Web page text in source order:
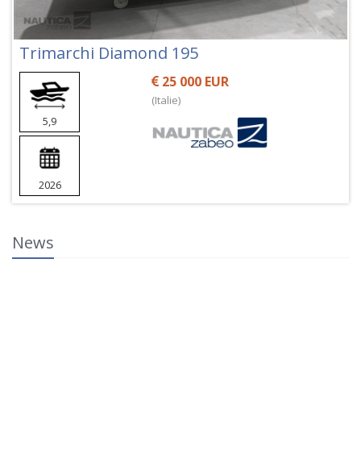
Trimarchi Diamond 195
5,9
2026
25 000 EUR
(Italie)
News